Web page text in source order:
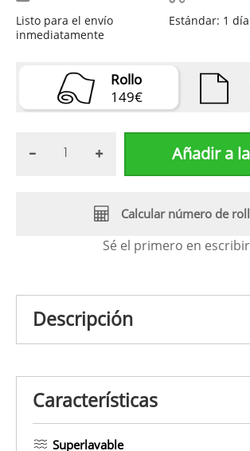
Listo para el envío
inmediatamente
Estándar: 1
Rollo
149€
Añadir a
Calcular número de
Sé el primero en
Descripción
Características
Superlavable